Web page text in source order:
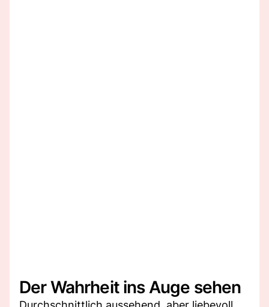
Der Wahrheit ins Auge sehen